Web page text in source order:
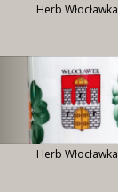
Herb Włocławka
Herb Włocławka